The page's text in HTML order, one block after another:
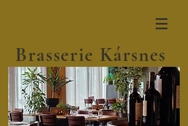
Brasserie Kársnes